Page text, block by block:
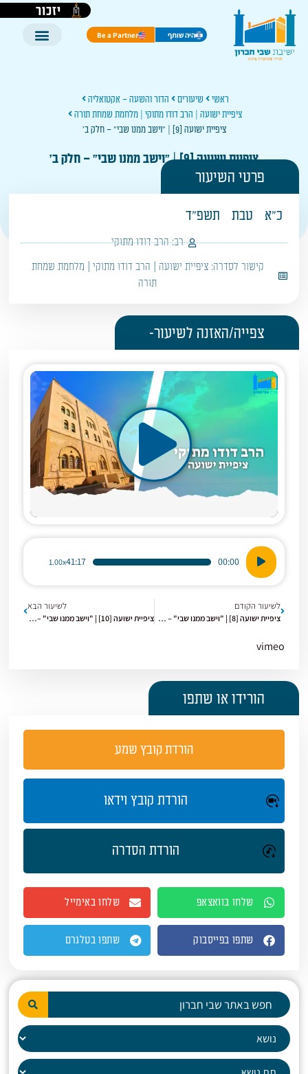
יזכור
היה שותף Be a Partner
ראשי שיעורים
הדור והשעה – אקטואליה
ציפיית ישועה | הרב דודו מתוקי | מלחמת שמחת תורה
ציפיית ישועה [9] | "וישב ממנו שבי" – חלק ב'
ציפיית ישועה [9] | "וישב ממנו שבי" – חלק ב'
פרטי השיעור
כ"א טבת תשפ"ד
רב: הרב דודו מתוקי
קישור לסדרה: ציפיית ישועה | הרב דודו מתוקי | מלחמת שמחת
תורה
צפייה/האזנה לשיעור-
נגן
אודיו
00:00
41:17
1.00x
לשיעור הקודם
ציפיית ישועה [8] | "וישב ממנו שבי" – חלק א'
לשיעור הבא
ציפיית ישועה [10] | "וישב ממנו שבי" – חלק ג'
vimeo
הורידו או שתפו
הורדת קובץ שמע
הורדת קובץ וידאו
הורדת הסדרה
שלחו בוואצאפ שלחו באימייל
שתפו בפייסבוק שתפו בטלגרם